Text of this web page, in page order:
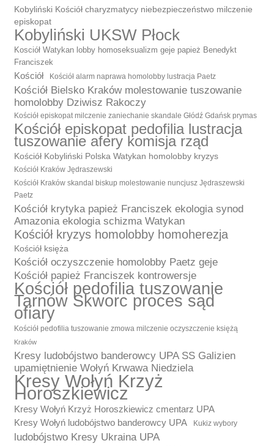
Kobyliński Kościół charyzmatycy niebezpieczeństwo milczenie
episkopat
Kobyliński UKSW Płock
Kosciół Watykan lobby homoseksualizm geje papież Benedykt
Franciszek
Kościół Kościół alarm naprawa homolobby lustracja Paetz
Kościół Bielsko Kraków molestowanie tuszowanie
homolobby Dziwisz Rakoczy
Kościół episkopat milczenie zaniechanie skandale Głódź Gdańsk prymas
Kościół episkopat pedofilia lustracja
tuszowanie afery komisja rząd
Kościół Kobyliński Polska Watykan homolobby kryzys
Kościół Kraków Jędraszewski
Kościół Kraków skandal biskup molestowanie nuncjusz Jędraszewski
Paetz
Kościół krytyka papież Franciszek ekologia synod
Amazonia ekologia schizma Watykan
Kościół kryzys homolobby homoherezja
Kościół księża
Kościół oczyszczenie homolobby Paetz geje
Kościół papież Franciszek kontrowersje
Kościół pedofilia tuszowanie
Tarnów Skworc proces sąd
ofiary
Kościół pedofilia tuszowanie zmowa milczenie oczyszczenie księżą
Kraków
Kresy ludobójstwo banderowcy UPA SS Galizien
upamiętnienie Wołyń Krwawa Niedziela
Kresy Wołyń Krzyż
Horoszkiewicz
Kresy Wołyń Krzyż Horoszkiewicz cmentarz UPA
Kresy Wołyń ludobójstwo banderowcy UPA
Kukiz wybory
ludobójstwo Kresy Ukraina UPA